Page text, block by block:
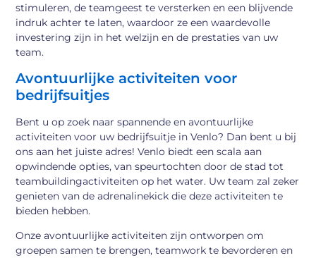
stimuleren, de teamgeest te versterken en een blijvende
indruk achter te laten, waardoor ze een waardevolle
investering zijn in het welzijn en de prestaties van uw
team.
Avontuurlijke activiteiten voor
bedrijfsuitjes
Bent u op zoek naar spannende en avontuurlijke
activiteiten voor uw bedrijfsuitje in Venlo? Dan bent u bij
ons aan het juiste adres! Venlo biedt een scala aan
opwindende opties, van speurtochten door de stad tot
teambuildingactiviteiten op het water. Uw team zal zeker
genieten van de adrenalinekick die deze activiteiten te
bieden hebben.
Onze avontuurlijke activiteiten zijn ontworpen om
groepen samen te brengen, teamwork te bevorderen en